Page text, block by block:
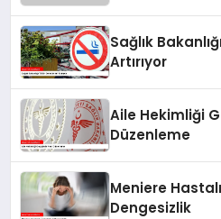
Sağlık
Artırıyor
Aile Hekimliği
Düzenleme
Meniere
Dengesizlik